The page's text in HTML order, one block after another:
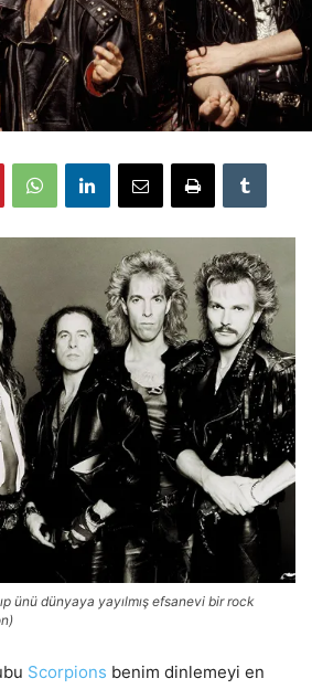
ünü dünyaya yayılmış efsanevi bir rock
Scorpions benim dinlemeyi en